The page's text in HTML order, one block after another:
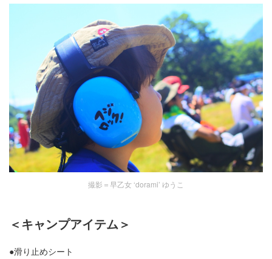
撮影＝早乙女 ‘dorami’ ゆうこ
＜キャンプアイテム＞
●滑り止めシート